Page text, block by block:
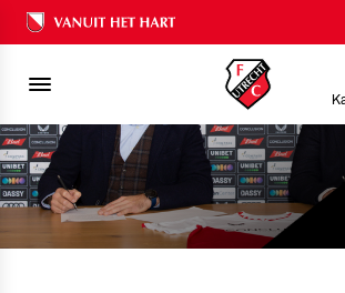
Ons nalatenschap